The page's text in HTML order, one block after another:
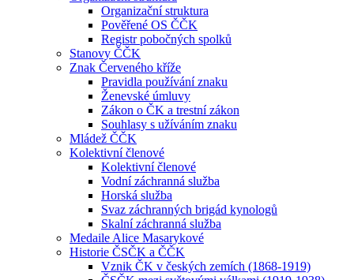
Organizační struktura
Pověřené OS ČČK
Registr pobočných spolků
Stanovy ČČK
Znak Červeného kříže
Pravidla používání znaku
Ženevské úmluvy
Zákon o ČK a trestní zákon
Souhlasy s užíváním znaku
Mládež ČČK
Kolektivní členové
Kolektivní členové
Vodní záchranná služba
Horská služba
Svaz záchranných brigád kynologů
Skalní záchranná služba
Medaile Alice Masarykové
Historie ČSČK a ČČK
Vznik ČK v českých zemích (1868-1919)